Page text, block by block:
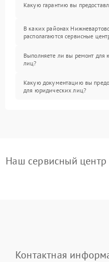
Какую гарантию вы
В каких районах
располагаются сервисные
Выполняете ли вы ремонт для
лиц?
Какую документацию вы
для юридических лиц?
Наш сервисный
Контактная